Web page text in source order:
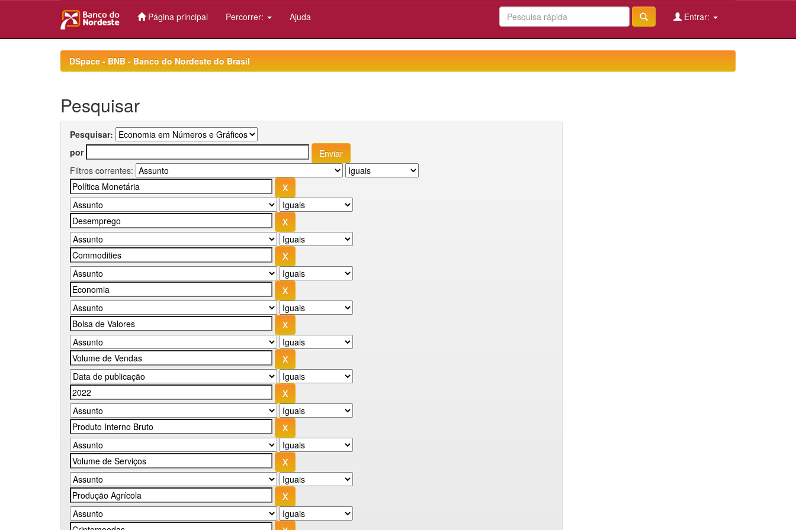
Página principal Percorrer: Ajuda Entrar:
DSpace - BNB - Banco do Nordeste do Brasil
Pesquisar
Pesquisar:
por
Filtros correntes: